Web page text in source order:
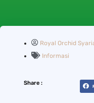
Royal Orchid
Informasi
Share :